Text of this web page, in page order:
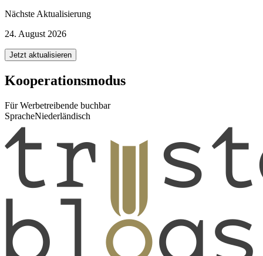
Nächste Aktualisierung
24. August 2026
Jetzt aktualisieren
Kooperationsmodus
Für Werbetreibende buchbar
SpracheNiederländisch